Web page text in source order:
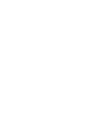
Les 30 outils
EN